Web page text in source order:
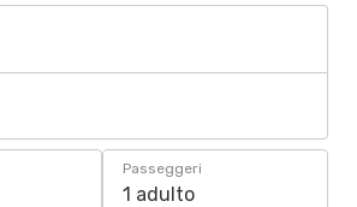
Passeggeri
1 adulto